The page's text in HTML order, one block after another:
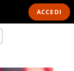
ACCEDI